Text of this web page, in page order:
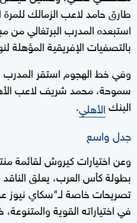
طارق حامد لاعب الزمالك للمرة
استبعده المدرب البرتغالي من
بالتصفيات الإفريقية المؤهلة
وفي خط الهجوم استقر
سموحة، محمد شريف لاعب
البنكالأهلي.
جدل واسع
وعن اختيارات كيروش لقائمة
بطولة كأس العرب، يعلق
تصريحات خاصة لـ"سكاي نيوز
في اختياراته القوية